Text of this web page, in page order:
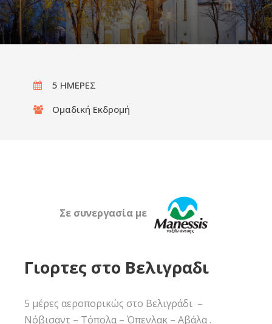
5 ΗΜΕΡΕΣ
Ομαδική Εκδρομή
Σε συνεργασία με
Γιορτες στο Βελιγραδι
5 μέρες αεροπορικώς στο Βελιγράδι –
Νόβισαντ – Τόπολα – Όπενλακ – Αβάλα .